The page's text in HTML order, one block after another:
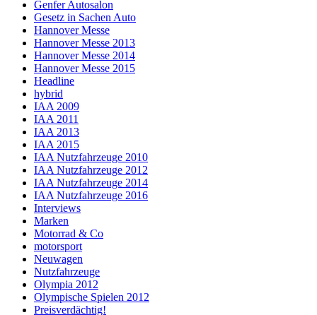
Genfer Autosalon
Gesetz in Sachen Auto
Hannover Messe
Hannover Messe 2013
Hannover Messe 2014
Hannover Messe 2015
Headline
hybrid
IAA 2009
IAA 2011
IAA 2013
IAA 2015
IAA Nutzfahrzeuge 2010
IAA Nutzfahrzeuge 2012
IAA Nutzfahrzeuge 2014
IAA Nutzfahrzeuge 2016
Interviews
Marken
Motorrad & Co
motorsport
Neuwagen
Nutzfahrzeuge
Olympia 2012
Olympische Spielen 2012
Preisverdächtig!